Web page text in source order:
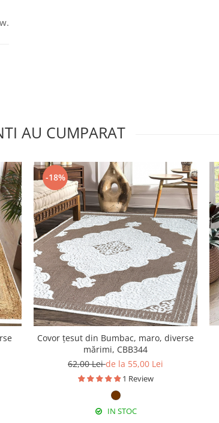
AU CUMPARAT
-18%
Covor țesut din Bumbac, maro, diverse
mărimi, CBB344
62,00 Leide la 55,00 Lei
1 Review
IN STOC